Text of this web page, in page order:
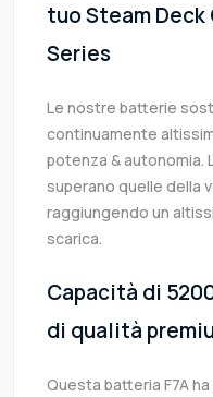
tuo Steam Deck
Series
Le nostre batterie
continuamente
potenza & autonomia.
superano quelle della
raggiungendo un
scarica.
Capacità di
di qualità
Questa batteria F7A